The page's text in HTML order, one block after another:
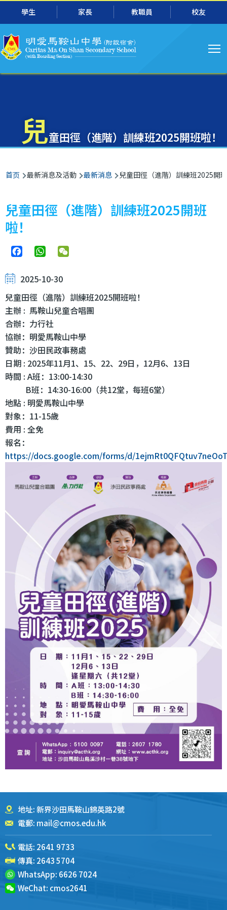
跳转到主要内容
學生 家長 教職員 校友
导
航
兒童田徑（進階）訓練班2025開班啦！
面
包
屑
首页 最新消息及活動 最新消息 兒童田徑（進階）訓練班2025開
兒童田徑（進階）訓練班2025開班
啦！
FacebookWhatsApp
2025-10-30
兒童田徑（進階）訓練班2025開班啦！
主辦 : 馬鞍山兒童合唱團
合辦：力行社
協辦：明愛馬鞍山中學
贊助：沙田民政事務處
日期 : 2025年11月1、15、22、29日，12月6、13日
時間 : A班：13:00-14:30
B班：14:30-16:00（共12堂，每班6堂）
地點 : 明愛馬鞍山中學
對象：11-15歲
費用 : 全免
報名：
https://docs.google.com/forms/d/
地址: 新界沙田馬鞍山錦英路2號
電郵: mail@cmos.edu.hk
電話: 2641 9733
傳真: 2643 5704
WhatsApp: 6626 7024
WeChat: cmos2641